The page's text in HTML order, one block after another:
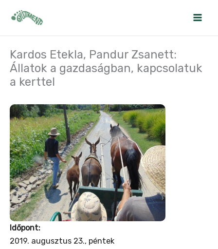
Kardos Etekla, Pandur Zsanett:
Állatok a gazdaságban, kapcsolatuk
a kerttel
Időpont:
2019. augusztus 23., péntek